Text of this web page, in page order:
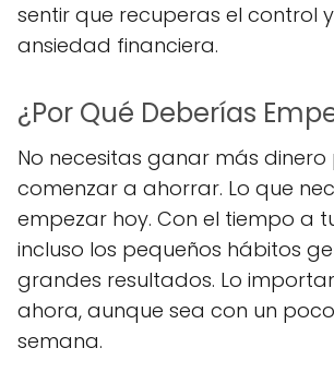
sentir que recuperas el control
ansiedad financiera.
¿Por Qué Deberías
No necesitas ganar más
comenzar a ahorrar. Lo que
empezar hoy. Con el tiempo a
incluso los pequeños hábitos
grandes resultados. Lo
ahora, aunque sea con un
semana.